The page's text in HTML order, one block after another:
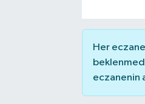
Her
eczanenin